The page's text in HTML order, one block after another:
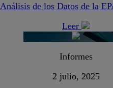
Análisis de los Datos de la
Leer
Informes
2 julio, 2025